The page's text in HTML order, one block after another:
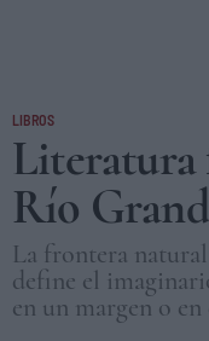
LIBROS
Literatura
Río
La frontera
define el
en un margen o